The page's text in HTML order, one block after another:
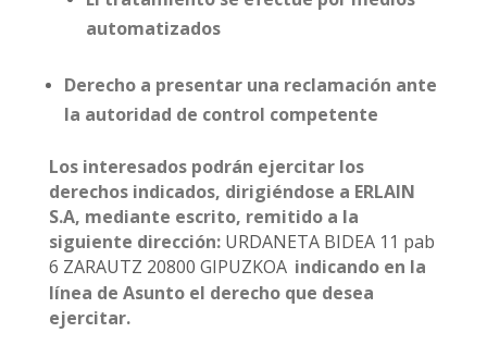
automatizados
Derecho a presentar una reclamación ante
la autoridad de control competente
Los interesados podrán ejercitar los
derechos indicados, dirigiéndose a ERLAIN
S.A, mediante escrito, remitido a la
siguiente dirección: URDANETA BIDEA 11 pab
6 ZARAUTZ 20800 GIPUZKOA indicando en la
línea de Asunto el derecho que desea
ejercitar.